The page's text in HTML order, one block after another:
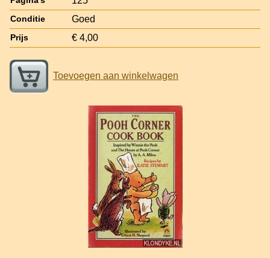
Conditie Goed
Prijs € 4,00
Toevoegen aan winkelwagen